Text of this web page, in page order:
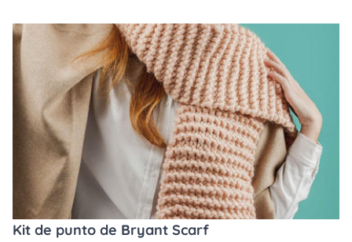
Kit de punto de Bryant Scarf